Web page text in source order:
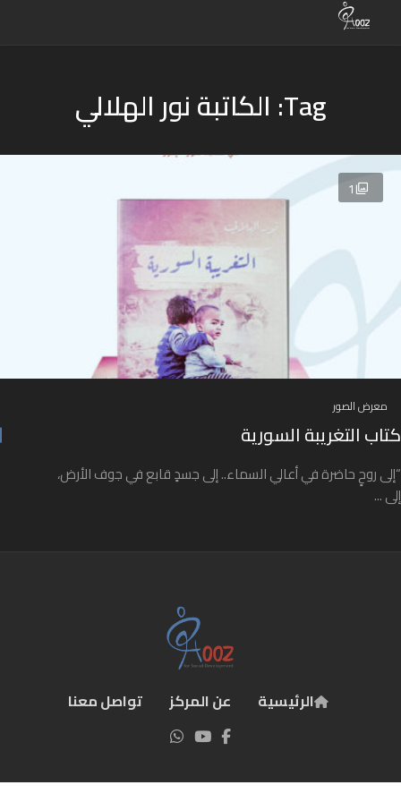
Tag: الكاتبة نور الهلالي
1
معرض الصور
كتاب التغريبة السورية
“إلى روحٍ حاضرة في أعالي السماء.. إلى جسدٍ قابع في جوف الأرض،
إلى ...
الرئيسية عن المركز تواصل معنا